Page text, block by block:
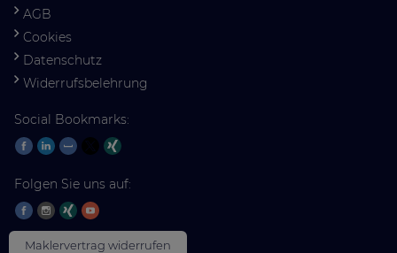
AGB
Cookies
Datenschutz
Widerrufsbelehrung
Social Bookmarks:
Folgen Sie uns auf:
Maklervertrag widerrufen